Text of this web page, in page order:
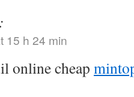
15 h 24 min
online cheap